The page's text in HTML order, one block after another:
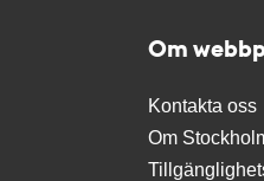
Om
Kontakta oss
Om